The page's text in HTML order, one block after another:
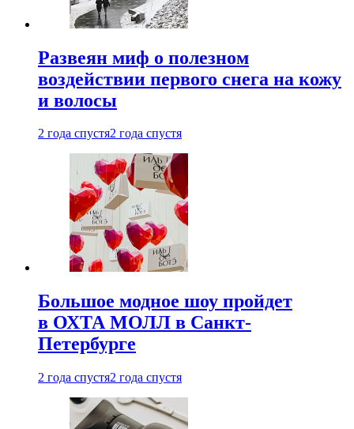
Развеян миф о полезном
воздействии первого снега на кожу
и волосы
2 года спустя2 года спустя
Большое модное шоу пройдет
в ОХТА МОЛЛ в Санкт-
Петербурге
2 года спустя2 года спустя